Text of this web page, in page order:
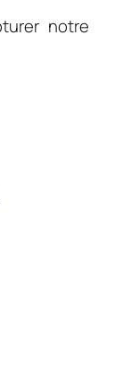
notre